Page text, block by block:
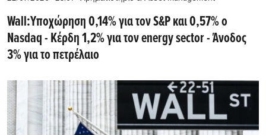
Wall:Υποχώρηση 0,14% για τον S&P και 0,57% ο
Nasdaq - Κέρδη 1,2% για τον energy sector - Άνοδος
3% για το πετρέλαιο